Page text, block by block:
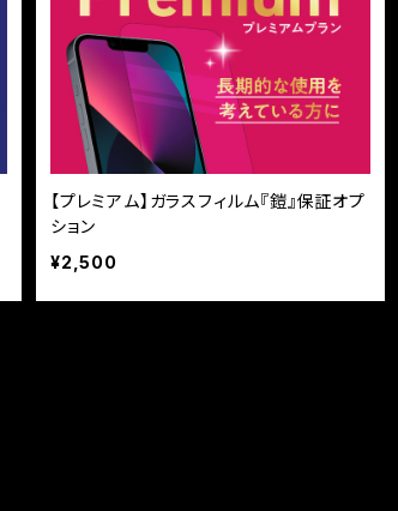
【プレミアム】ガラスフィルム『鎧』保証オプ
ション
¥2,500